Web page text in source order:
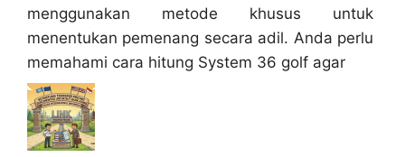
menggunakan metode khusus untuk
menentukan pemenang secara adil. Anda perlu
memahami cara hitung System 36 golf agar